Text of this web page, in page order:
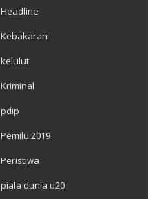
Headline
Kebakaran
kelulut
Kriminal
pdip
Pemilu 2019
Peristiwa
piala dunia u20